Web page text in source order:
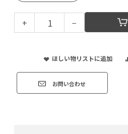
+ −
ほしい物リストに追加
お問い合わせ